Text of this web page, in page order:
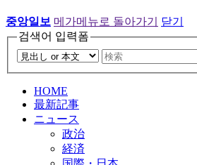
중앙일보 메가메뉴로 돌아가기
닫기
검색어 입력폼
HOME
最新記事
ニュース
政治
経済